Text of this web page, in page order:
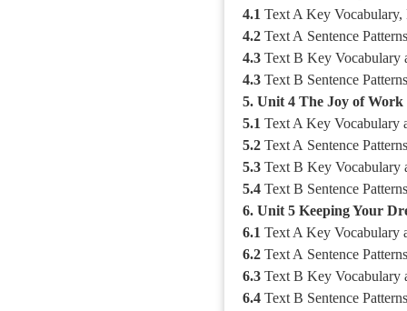
4.1 Text A Key Vocabulary,
4.2 Text A Sentence
4.3 Text B Key Vocabulary
4.3 Text B Sentence
5. Unit 4 The Joy of Work
5.1 Text A Key Vocabulary
5.2 Text A Sentence
5.3 Text B Key Vocabulary
5.4 Text B Sentence
6. Unit 5 Keeping Your
6.1 Text A Key Vocabulary
6.2 Text A Sentence
6.3 Text B Key Vocabulary
6.4 Text B Sentence